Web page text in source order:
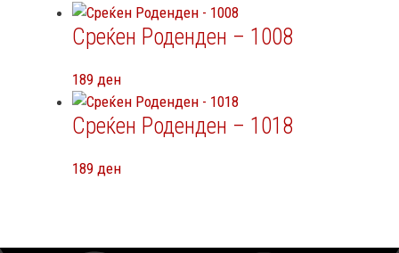
Среќен Роденден – 1008
189 ден
Среќен Роденден – 1018
189 ден